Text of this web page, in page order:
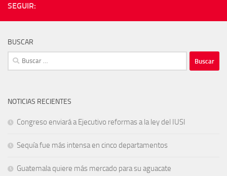
SEGUIR:
BUSCAR
Buscar:
NOTICIAS RECIENTES
Congreso enviará a Ejecutivo reformas a la ley del IUSI
Sequía fue más intensa en cinco departamentos
Guatemala quiere más mercado para su aguacate